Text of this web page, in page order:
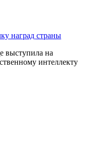
наград страны
выступила на
интеллекту